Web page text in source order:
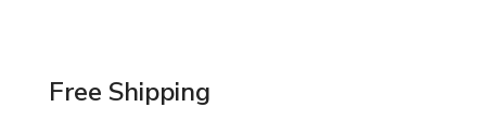
Free Shipping